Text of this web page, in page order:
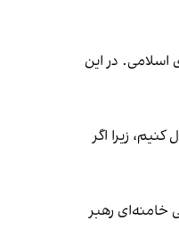
اتمی علیه جمهوری اسلامی. در این
زیرا اگر
خامنه‌ای رهبر